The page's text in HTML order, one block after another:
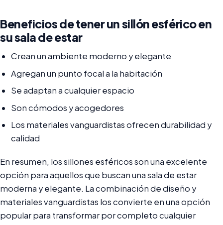
Beneficios de tener un sillón esférico en
su sala de estar
Crean un ambiente moderno y elegante
Agregan un punto focal a la habitación
Se adaptan a cualquier espacio
Son cómodos y acogedores
Los materiales vanguardistas ofrecen durabilidad y
calidad
En resumen, los sillones esféricos son una excelente
opción para aquellos que buscan una sala de estar
moderna y elegante. La combinación de diseño y
materiales vanguardistas los convierte en una opción
popular para transformar por completo cualquier